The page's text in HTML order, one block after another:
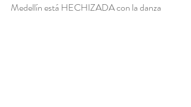
Medellín está HECHIZADA con la danza